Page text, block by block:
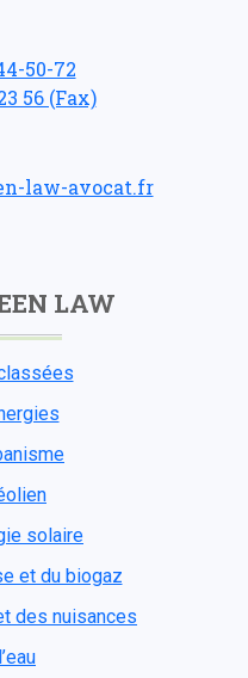
50-72
56 (Fax)
law-avocat.fr
LAW
solaire
et du biogaz
des nuisances